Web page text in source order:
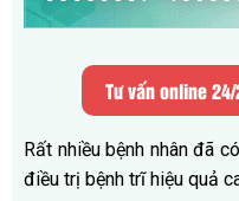
Tư vấn online
Rất nhiều bệnh nhân đã
điều trị bệnh trĩ hiệu quả